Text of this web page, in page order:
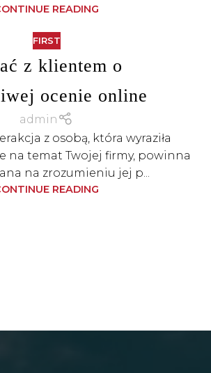
READING
FIRST
z klientem o
ocenie online
admin
z osobą, która wyraziła
na temat Twojej firmy, powinna
na zrozumieniu jej p...
READING